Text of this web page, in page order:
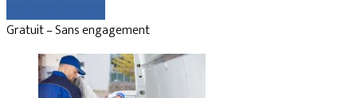
Gratuit – Sans engagement